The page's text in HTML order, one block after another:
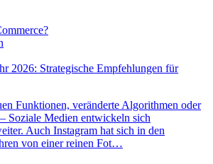
2026: Strategische Empfehlungen für
Funktionen, veränderte Algorithmen oder
Soziale Medien entwickeln sich
Auch Instagram hat sich in den
von einer reinen Fot…